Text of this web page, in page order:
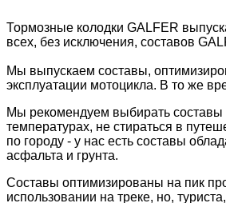
Тормозные колодки GALFER
всех, без исключения, составов
Мы выпускаем составы,
эксплуатации мотоцикла. В то же
Мы рекомендуем выбирать составы
температурах, не стираться в
по городу - у нас есть составы
асфальта и грунта.
Составы оптимизированы на пик
использовании на треке, но,